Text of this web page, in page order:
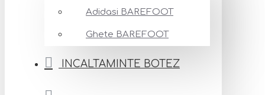
Adidasi BAREFOOT
Ghete BAREFOOT
INCALTAMINTE BOTEZ